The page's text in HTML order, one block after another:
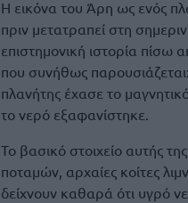
Η εικόνα του Άρη ως ενός
πριν μετατραπεί στη
επιστημονική ιστορία
που συνήθως
πλανήτης έχασε το
το νερό εξαφανίστηκε.
Το βασικό στοιχείο αυτής
ποταμών, αρχαίες κοίτες
δείχνουν καθαρά ότι υγρό